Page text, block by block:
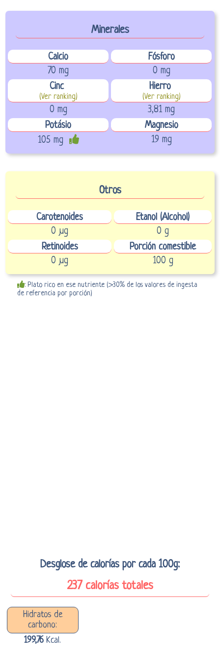
Minerales
Calcio
Fósforo
70 mg
0 mg
Cinc
(Ver ranking)
Hierro
(Ver ranking)
0 mg
3,81 mg
Potásio
Magnesio
105 mg
19 mg
Otros
Carotenoides
Etanol (Alcohol)
0 µg
0 g
Retinoides
Porción comestible
0 µg
100 g
: Plato rico en ese nutriente (>30% de los valores de ingesta
de referencia por porción)
Desglose de calorías por cada 100g:
237 calorías totales
Hidratos de
carbono:
199,76 Kcal.